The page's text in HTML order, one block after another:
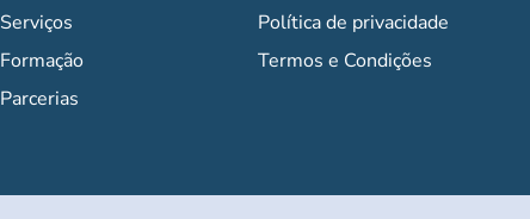
Serviços
Formação
Parcerias
Política de privacidade
Termos e Condições